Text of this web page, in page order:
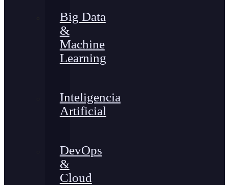
Big Data
&
Machine
Learning
Inteligencia
Artificial
DevOps
&
Cloud